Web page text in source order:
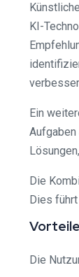
KI-
Ein
Die
Dies
Die